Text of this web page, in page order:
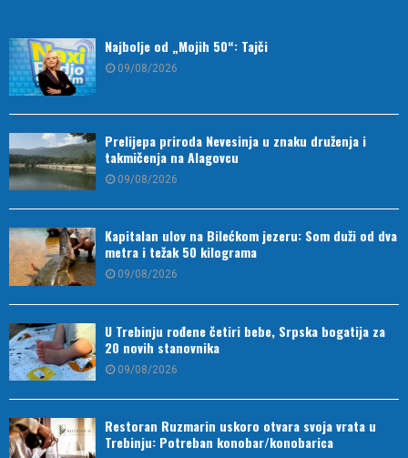
Najbolje od „Mojih 50“: Tajči
09/08/2026
Prelijepa priroda Nevesinja u znaku druženja i
takmičenja na Alagovcu
09/08/2026
Kapitalan ulov na Bilećkom jezeru: Som duži od dva
metra i težak 50 kilograma
09/08/2026
U Trebinju rođene četiri bebe, Srpska bogatija za
20 novih stanovnika
09/08/2026
Restoran Ruzmarin uskoro otvara svoja vrata u
Trebinju: Potreban konobar/konobarica